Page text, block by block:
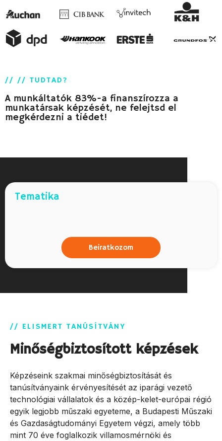
// // TUDTAD?
A munkáltatók 83%-a finanszírozza a
munkatársak képzését, ne felejtsd el
megkérdezni a tiédet!
Tematika
Beiratkozom
// ELISMERT TANÚSÍTVÁNY
Minőségbiztosított képzések
Képzéseink szakmai minőségbiztosítását és
tanúsítványaink érvényesítését az iparági vezető
technológiai vállalatok és a közép-kelet-európai régió
egyik legjobb műszaki egyeteme, a Budapesti Műszaki
és Gazdaságtudományi Egyetem végzi, amely több
mint 70 éve foglalkozik villamosmérnöki és